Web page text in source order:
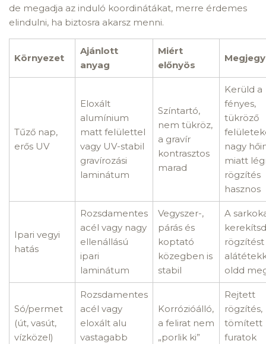
de megadja az induló koordinátákat, merre érdemes
elindulni, ha biztosra akarsz menni.
Környezet
Ajánlott
anyag
Miért
előnyös
Tűző nap,
erős UV
Eloxált
alumínium
matt felülettel
vagy UV-stabil
gravírozási
laminátum
Színtartó,
nem tükröz,
a gravír
kontrasztos
marad
Kerüld a
fényes,
tükröző
nagy
miatt
rögzítés
hasznos
Ipari vegyi
hatás
Rozsdamentes
acél vagy nagy
ellenállású
ipari
laminátum
Vegyszer-,
párás és
koptató
közegben is
stabil
A
oldd
Só/permet
(út, vasút,
vízközel)
Rozsdamentes
acél vagy
eloxált alu
vastagabb
Korrózióálló,
a felirat nem
„porlik ki”
Rejtett
rögzítés,
tömített
furatok